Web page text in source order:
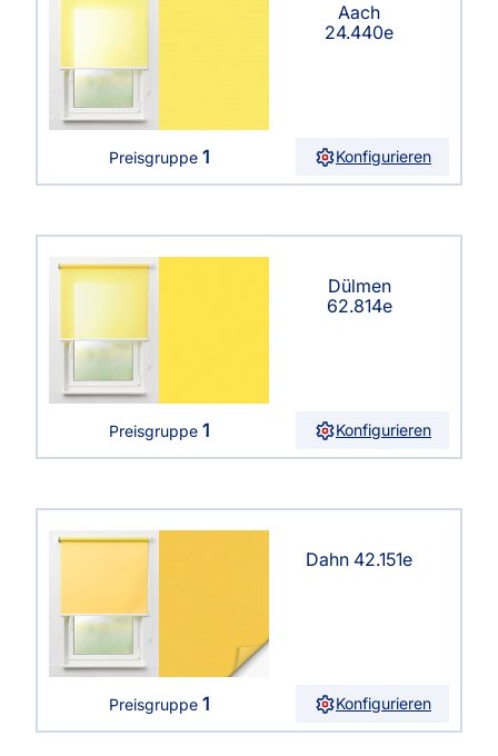
Aach
24.440e
Preisgruppe 1 Konfigurieren
Dülmen
62.814e
Preisgruppe 1 Konfigurieren
Dahn 42.151e
Preisgruppe 1 Konfigurieren